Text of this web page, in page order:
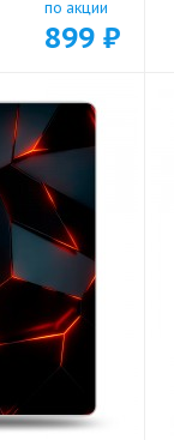
по акции
899 ₽